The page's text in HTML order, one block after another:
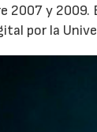
2007 y
por la